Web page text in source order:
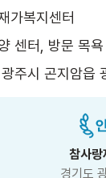
가복지센터
센터, 방문 목욕
주시 곤지암읍
참사랑
경기도